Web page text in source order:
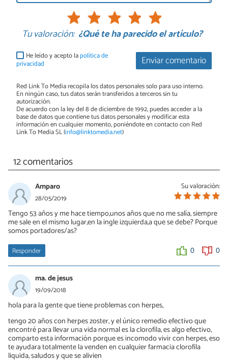
Tu valoración: ¿Qué te ha parecido el artículo?
Enviar comentario
He leído y acepto lapolítica de
privacidad
Red Link To Media recopila los datos personales solo para uso interno.
En ningún caso, tus datos serán transferidos a terceros sin tu
autorización.
De acuerdo con la ley del 8 de diciembre de 1992, puedes acceder a la
base de datos que contiene tus datos personales y modificar esta
información en cualquier momento, poniéndote en contacto con Red
Link To Media SL (info@linktomedia.net)
12 comentarios
Su valoración:
Amparo
28/05/2019
Tengo 53 años y me hace tiempo,unos años que no me salía, siempre
me sale en el mismo lugar,en la ingle izquierda,a que se debe? Porque
somos portadores/as?
Responder 0 0
ma. de jesus
19/09/2018
hola para la gente que tiene problemas con herpes,
tengo 20 años con herpes zoster, y el único remedio efectivo que
encontré para llevar una vida normal es la clorofila, es algo efectivo,
comparto esta información porque es incomodo vivir con herpes, eso
te ayudara totalmente la venden en cualquier farmacia clorofila
liquida, saludos y que se alivien